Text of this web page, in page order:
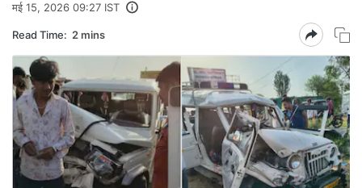
मई 15, 2026 09:27 IST
Read Time: 2 mins